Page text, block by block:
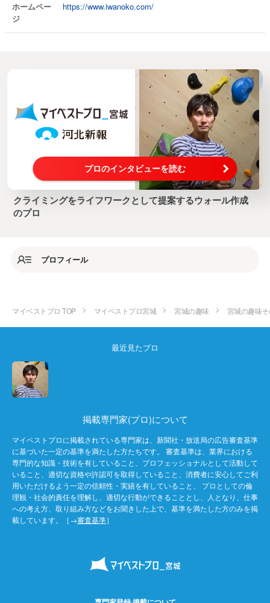
ホームペー
ジ
https://www.iwanoko.com/
プロのインタビューを読む
クライミングをライフワークとして提案するウォール作成
のプロ
プロフィール
マイベストプロ TOP マイベストプロ宮城 宮城の趣味 宮城の趣味
最近見たプロ
掲載専門家(プロ)について
マイベストプロに掲載されている専門家は、新聞社・放送局の広告審査基準
に基づいた一定の基準を満たした方たちです。 審査基準は、業界における
専門的な知識・技術を有していること、プロフェッショナルとして活動して
いること、適切な資格や許認可を取得していること、消費者に安心してご利
用いただけるよう一定の信頼性・実績を有していること、 プロとしての倫
理観・社会的責任を理解し、適切な行動ができることとし、人となり、仕事
への考え方、取り組み方などをお聞きした上で、基準を満たした方のみを掲
載しています。［→審査基準］